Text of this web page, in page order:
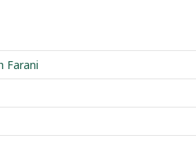
Farani